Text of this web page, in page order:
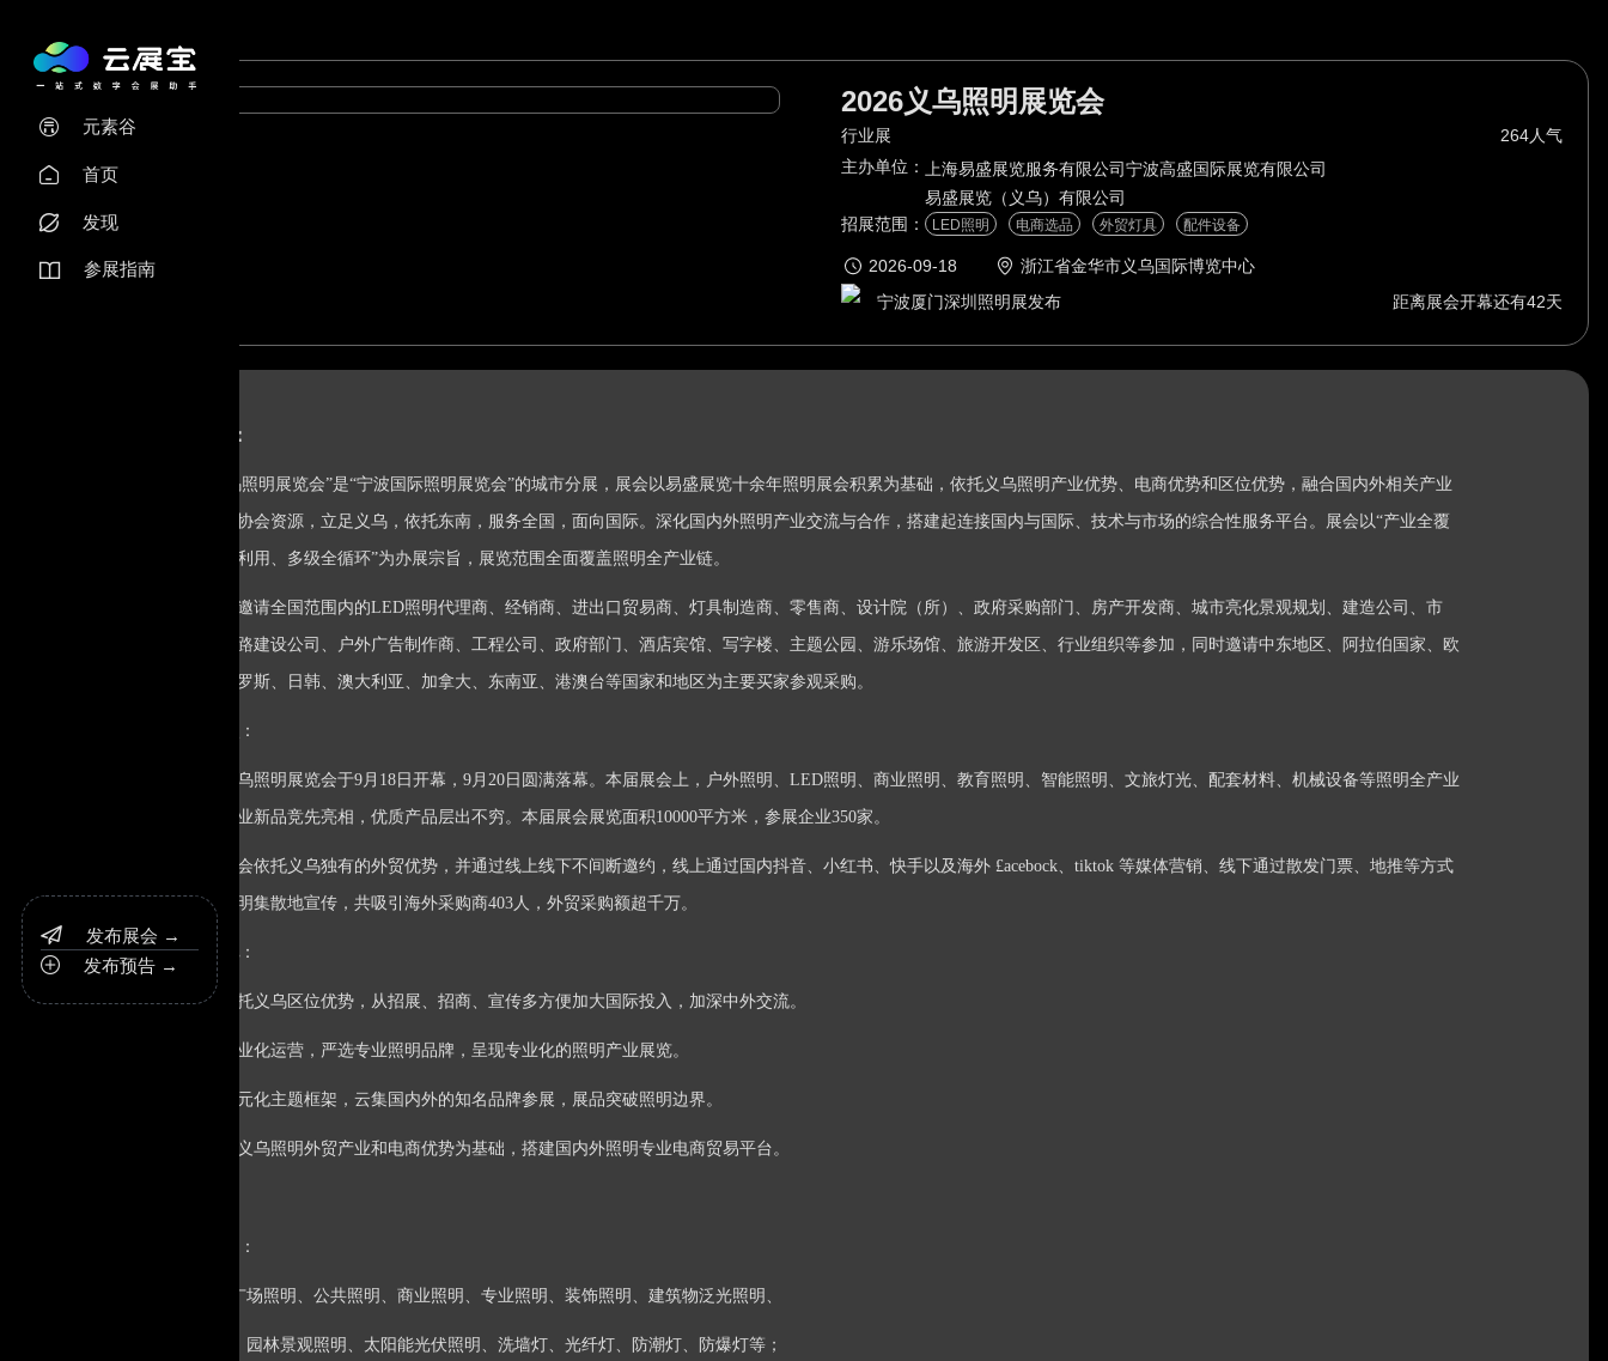
 元素谷
 首页
 发现
 参展指南
 发布展会 →
 发布预告 →
2026义乌照明展览会
行业展
264人气
主办单位：
上海易盛展览服务有限公司宁波高盛国际展览有限公司
易盛展览（义乌）有限公司
招展范围：
LED照明 电商选品 外贸灯具 配件设备
2026-09-18
浙江省金华市义乌国际博览中心
宁波厦门深圳照明展发布
距离展会开幕还有42天
展会介绍：
“2026义乌照明展览会”是“宁波国际照明展览会”的城市分展，展会以易盛展览十余年照明展会积累为基础，依托义乌照明产业优势、电商优势和区位优势，融合国内外相关产业
资源和行业协会资源，立足义乌，依托东南，服务全国，面向国际。深化国内外照明产业交流与合作，搭建起连接国内与国际、技术与市场的综合性服务平台。展会以“产业全覆
盖、资源全利用、多级全循环”为办展宗旨，展览范围全面覆盖照明全产业链。
展会将邀请全国范围内的LED照明代理商、经销商、进出口贸易商、灯具制造商、零售商、设计院（所）、政府采购部门、房产开发商、城市亮化景观规划、建造公司、市
政、路灯道路建设公司、户外广告制作商、工程公司、政府部门、酒店宾馆、写字楼、主题公园、游乐场馆、旅游开发区、行业组织等参加，同时邀请中东地区、阿拉伯国家、欧
美国家、俄罗斯、日韩、澳大利亚、加拿大、东南亚、港澳台等国家和地区为主要买家参观采购。
：
2025义乌照明展览会于9月18日开幕，9月20日圆满落幕。本届展会上，户外照明、LED照明、商业照明、教育照明、智能照明、文旅灯光、配套材料、机械设备等照明全产业
链展示，行业新品竞先亮相，优质产品层出不穷。本届展会展览面积10000平方米，参展企业350家。
本届展会依托义乌独有的外贸优势，并通过线上线下不间断邀约，线上通过国内抖音、小红书、快手以及海外 £acebock、tiktok 等媒体营销、线下通过散发门票、地推等方式
深入各大照明集散地宣传，共吸引海外采购商403人，外贸采购额超千万。
■展会特色 ：
国际化：依托义乌区位优势，从招展、招商、宣传多方便加大国际投入，加深中外交流。
专业化：专业化运营，严选专业照明品牌，呈现专业化的照明产业展览。
多元化：多元化主题框架，云集国内外的知名品牌参展，展品突破照明边界。
平台化：以义乌照明外贸产业和电商优势为基础，搭建国内外照明专业电商贸易平台。
：
●户外照明：广场照明、公共照明、商业照明、专业照明、装饰照明、建筑物泛光照明、
体育馆照明、园林景观照明、太阳能光伏照明、洗墙灯、光纤灯、防潮灯、防爆灯等；